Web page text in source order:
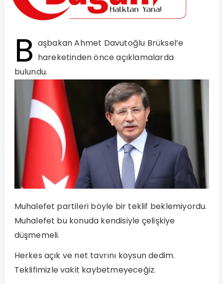
B aşbakan Ahmet Davutoğlu Brüksel’e
hareketinden önce açıklamalarda
bulundu.
Muhalefet partileri böyle bir teklif beklemiyordu.
Muhalefet bu konuda kendisiyle çelişkiye
düşmemeli.
Herkes açık ve net tavrını koysun dedim.
Teklifimizle vakit kaybetmeyeceğiz.